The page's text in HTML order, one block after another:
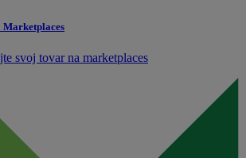
Marketplaces
svoj tovar na marketplaces